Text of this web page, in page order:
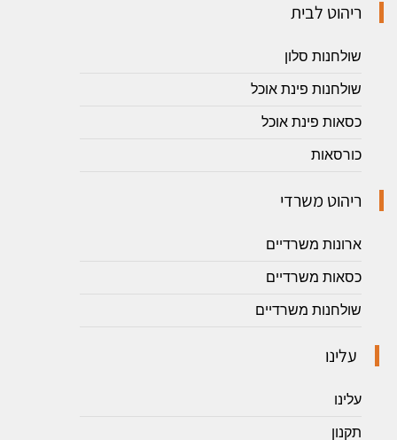
ריהוט לבית
שולחנות סלון
שולחנות פינת אוכל
כסאות פינת אוכל
כורסאות
ריהוט משרדי
ארונות משרדיים
כסאות משרדיים
שולחנות משרדיים
עלינו
עלינו
תקנון